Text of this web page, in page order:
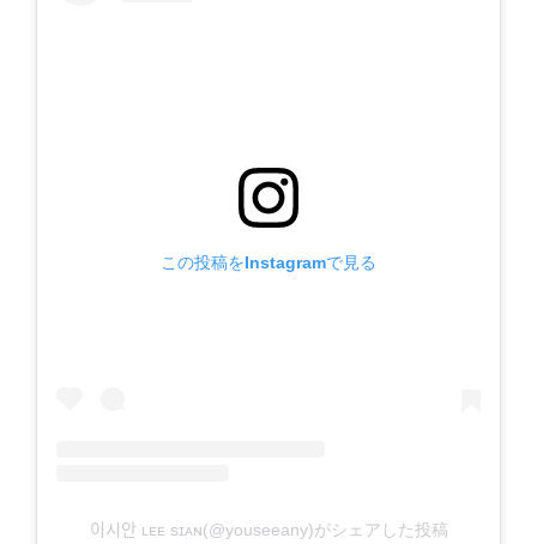
この投稿をInstagramで見る
이시안 ʟᴇᴇ sɪᴀɴ(@youseeany)がシェアした投稿